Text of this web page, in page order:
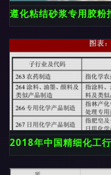
遵化粘结砂浆专用胶
2018年中国精细化工